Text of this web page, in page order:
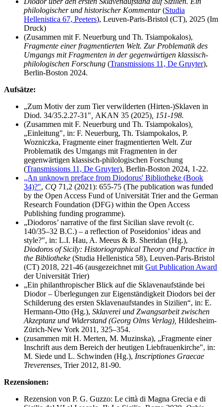
philologischer und historischer Kommentar(Studia
Hellenistica 67, Peeters), Leuven-Paris-Bristol (CT), 2025 (Im
Druck)
(Zusammen mit F. Neuerburg und Th. Tsiampokalos),
Fragmente einer fragmentierten Welt. Zur Problematik des
Umgangs mit Fragmenten in der gegenwärtigen klassisch-
philologischen Forschung (Transmissions 11, De Gruyter),
Berlin-Boston 2024.
Aufsätze:
„Zum Motiv der zum Tier verwilderten (Hirten-)Sklaven in
Diod. 34/35.2.27-31" AKAN 35 (2025) , 151-198.
(Zusammen mit F. Neuerburg und Th. Tsiampokalos)
„Einleitung", in: F. Neuerburg, Th. Tsiampokalos, P.
Wozniczka, Fragmente einer fragmentierten Welt. Zur
Problematik des Umgangs mit Fragmenten in der
gegenwärtigen klassisch-philologischen Forschung
(Transmissions 11, De Gruyter), Berlin-Boston 2024, 1-22.
„An unknown preface from Diodorus' Bibliotheke (Book
34)?", CQ 71,2 (2021): 655-75 (The publication was funded
by the Open Access Fund of Universität Trier and the German
Research Foundation (DFG) within the Open Access
Publishing funding programme).
„Diodoros’ narrative of the first Sicilian slave revolt (c.
140/35–32 B.C.) – a reflection of Poseidonios’ ideas and
style?", in: L.I. Hau, A. Meeus & B. Sheridan (Hg.),
Diodoros of Sicily: Historiographical Theory and Practice in
the Bibliotheke (Studia Hellenistica 58), Leuven-Paris-Bristol
(CT) 2018, 221-46 (ausgezeichnet mit Gut Publication Award
der Universität Trier)
„Ein philanthropischer Blick auf die Sklavenaufstände bei
Diodor – Überlegungen zur Eigenständigkeit Diodors bei der
Schilderung des ersten Sklavenaufstandes in Sizilien“, in: E.
Hermann-Otto (Hg.), Sklaverei und Zwangsarbeit zwischen
Akzeptanz und Widerstand (Georg Olms Verlag), Hildesheim-
Zürich-New York 2011, 325–354.
(zusammen mit H. Merten, M. Muzinska), „Fragmente einer
Inschrift aus dem Bereich der heutigen Liebfrauenkirche", in:
M. Siede und L. Schwinden (Hg.), Inscriptiones Graecae
Treverenses, Trier 2012, 81-90.
Rezensionen:
Rezension von P. G. Guzzo: Le città di Magna Grecia e di